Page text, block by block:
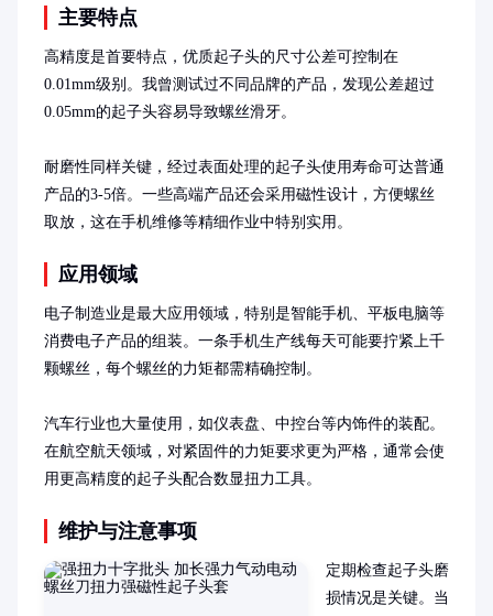
主要特点
高精度是首要特点，优质起子头的尺寸公差可控制在
0.01mm级别。我曾测试过不同品牌的产品，发现公差超过
0.05mm的起子头容易导致螺丝滑牙。
耐磨性同样关键，经过表面处理的起子头使用寿命可达普通
产品的3-5倍。一些高端产品还会采用磁性设计，方便螺丝
取放，这在手机维修等精细作业中特别实用。
应用领域
电子制造业是最大应用领域，特别是智能手机、平板电脑等
消费电子产品的组装。一条手机生产线每天可能要拧紧上千
颗螺丝，每个螺丝的力矩都需精确控制。
汽车行业也大量使用，如仪表盘、中控台等内饰件的装配。
在航空航天领域，对紧固件的力矩要求更为严格，通常会使
用更高精度的起子头配合数显扭力工具。
维护与注意事项
定期检查起子头磨
损情况是关键。当